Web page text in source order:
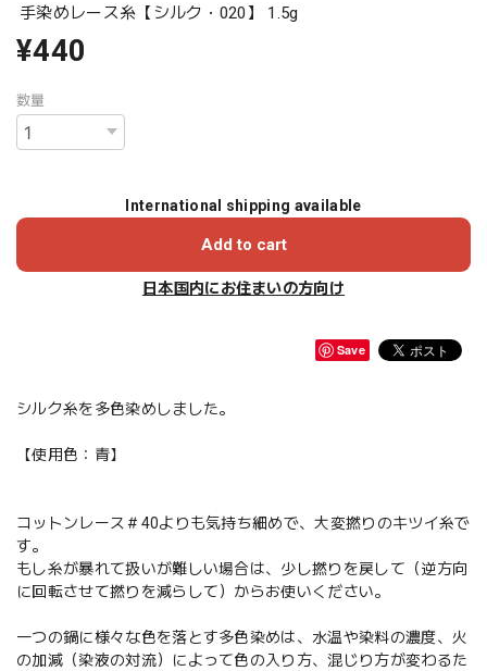
手染めレース糸【シルク・020】 1.5g
¥440
数量
International shipping available
Add to cart
日本国内にお住まいの方向け
Save
シルク糸を多色染めしました。
【使用色：青】
コットンレース＃40よりも気持ち細めで、大変撚りのキツイ糸で
す。
もし糸が暴れて扱いが難しい場合は、少し撚りを戻して（逆方向
に回転させて撚りを減らして）からお使いください。
一つの鍋に様々な色を落とす多色染めは、水温や染料の濃度、火
の加減（染液の対流）によって色の入り方、混じり方が変わるた